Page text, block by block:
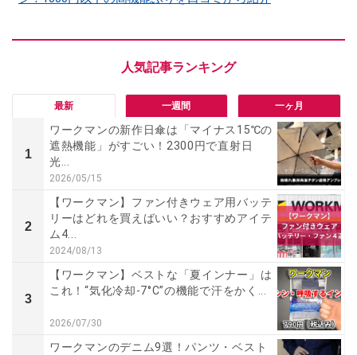
最新 一週間 一ヶ月
1
ワークマンの新作日傘は「マイナス15℃の
遮熱機能」がすごい！2300円で直射日
光...
2026/05/15
2
【ワークマン】ファン付きウェア用バッテ
リーはどれを買えばいい？おすすめアイテ
ム4...
2024/08/13
3
【ワークマン】ベストな「夏インナー」は
これ！“気化冷却-7°C”の機能で汗をかく...
2026/07/30
ワークマンのデニム9選！パンツ・ベスト